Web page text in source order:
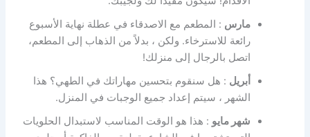
مارس : المطعم مع الاصدقاء في عطلة نهاية الأسبوع
رائعة للاسترخاء. ولكن ، بدلاً من الذهاب إلى المطعم،
اتصل بالرجال إلى منزلك!
أبريل : هل سنقوم بتحسين مهاراتك في الطهي؟ هذا
الشهر ، سيتم إعداد جميع الوجبات في المنزل.
شهر مايو : هذا هو الوقت المناسب لاستبدال الحلويات